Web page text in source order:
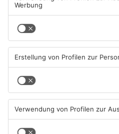
Aschaffenburg-Schweinheim
aus